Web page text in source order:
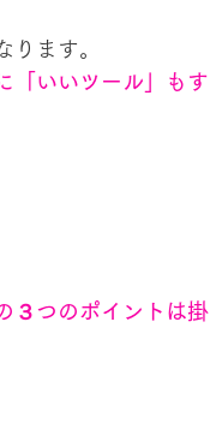
ます。
「いいツール」もす
３つのポイントは掛